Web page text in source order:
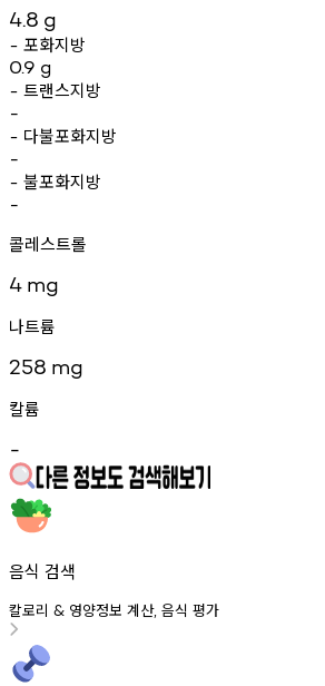
4.8 g
- 포화지방
0.9 g
- 트랜스지방
-
- 다불포화지방
-
- 불포화지방
-
콜레스트롤
4 mg
나트륨
258 mg
칼륨
-
음식 검색
칼로리 & 영양정보 계산, 음식 평가